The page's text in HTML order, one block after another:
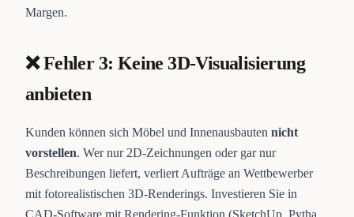
Margen.
❌ Fehler 3: Keine 3D-Visualisierung
anbieten
Kunden können sich Möbel und Innenausbauten nicht
vorstellen. Wer nur 2D-Zeichnungen oder gar nur
Beschreibungen liefert, verliert Aufträge an Wettbewerber
mit fotorealistischen 3D-Renderings. Investieren Sie in